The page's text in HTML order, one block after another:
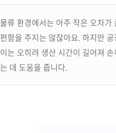
물류 환경에서는 아주 작은 오차
편함을 주지는 않잖아요. 하지만
이는 오히려 생산 시간이 길어져
는 데 도움을 줍니다.